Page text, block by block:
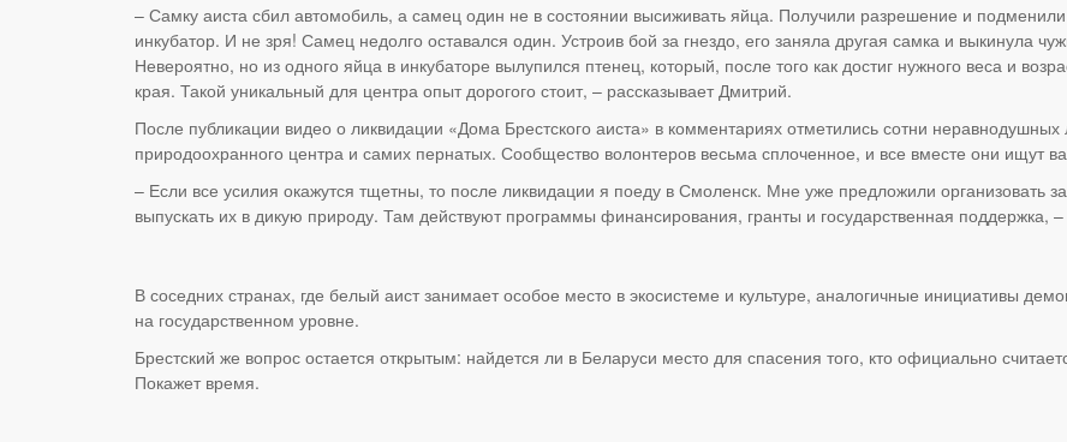
– Самку аиста сбил автомобиль, а самец один не в состоянии высиживать яйца. Получили разрешение и
инкубатор. И не зря! Самец недолго оставался один. Устроив бой за гнездо, его заняла другая самка и выкинула
Невероятно, но из одного яйца в инкубаторе вылупился птенец, который, после того как достиг нужного веса и
края. Такой уникальный для центра опыт дорогого стоит, – рассказывает Дмитрий.
После публикации видео о ликвидации «Дома Брестского аиста» в комментариях отметились сотни
природоохранного центра и самих пернатых. Сообщество волонтеров весьма сплоченное, и все вместе они ищут
– Если все усилия окажутся тщетны, то после ликвидации я поеду в Смоленск. Мне уже предложили организовать
выпускать их в дикую природу. Там действуют программы финансирования, гранты и государственная поддержка,
В соседних странах, где белый аист занимает особое место в экосистеме и культуре, аналогичные инициативы
на государственном уровне.
Брестский же вопрос остается открытым: найдется ли в Беларуси место для спасения того, кто официально
Покажет время.